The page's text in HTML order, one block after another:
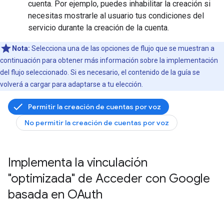
cuenta. Por ejemplo, puedes inhabilitar la creación si
necesitas mostrarle al usuario tus condiciones del
servicio durante la creación de la cuenta.
Nota: Selecciona una de las opciones de flujo que se muestran a
continuación para obtener más información sobre la implementación
del flujo seleccionado. Si es necesario, el contenido de la guía se
volverá a cargar para adaptarse a tu elección.
Permitir la creación de cuentas por voz
No permitir la creación de cuentas por voz
Implementa la vinculación
"optimizada" de Acceder con Google
basada en OAuth